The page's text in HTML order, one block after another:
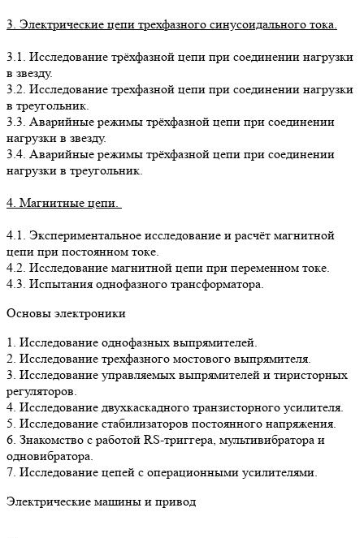
3. Электрические цепи трехфазного синусоидального тока.
3.1. Исследование трёхфазной цепи при соединении нагрузки
в звезду.
3.2. Исследование трехфазной цепи при соединении нагрузки
в треугольник.
3.3. Аварийные режимы трёхфазной цепи при соединении
нагрузки в звезду.
3.4. Аварийные режимы трёхфазной цепи при соединении
нагрузки в треугольник.
4. Магнитные цепи.
4.1. Экспериментальное исследование и расчёт магнитной
цепи при постоянном токе.
4.2. Исследование магнитной цепи при переменном токе.
4.3. Испытания однофазного трансформатора.
Основы электроники
1. Исследование однофазных выпрямителей.
2. Исследование трехфазного мостового выпрямителя.
3. Исследование управляемых выпрямителей и тиристорных
регуляторов.
4. Исследование двухкаскадного транзисторного усилителя.
5. Исследование стабилизаторов постоянного напряжения.
6. Знакомство с работой RS-триггера, мультивибратора и
одновибратора.
7. Исследование цепей с операционными усилителями.
Электрические машины и привод